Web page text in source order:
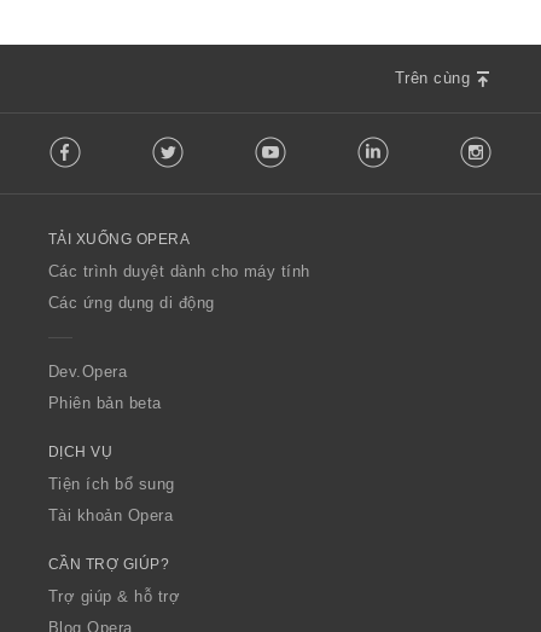
Trên cùng
o
w
O
p
a
Facebook Twitter Youtube LinkedIn
TẢI XUỐNG OPERA
Các trình duyệt dành cho máy tính
Các ứng dụng di động
Dev.Opera
Phiên bản beta
DỊCH VỤ
Tiện ích bổ sung
Tài khoản Opera
CẦN TRỢ GIÚP?
Trợ giúp & hỗ trợ
Blog Opera